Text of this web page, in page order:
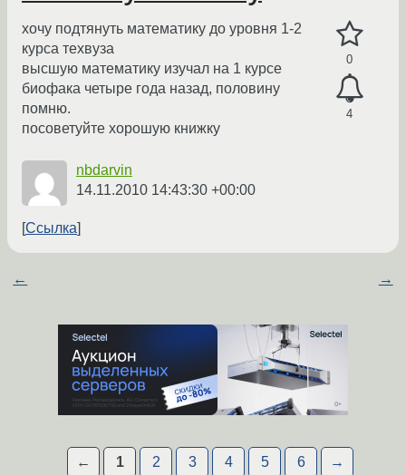
0
4
хочу подтянуть математику до уровня 1-2
курса техвуза
высшую математику изучал на 1 курсе
биофака четыре года назад, половину
помню.
посоветуйте хорошую книжку
nbdarvin
14.11.2010 14:43:30 +00:00
Ссылка
← →
← 1 2 3 4 5 6 →